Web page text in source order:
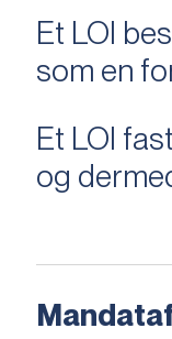
Et LOI
som en
Et LOI
og